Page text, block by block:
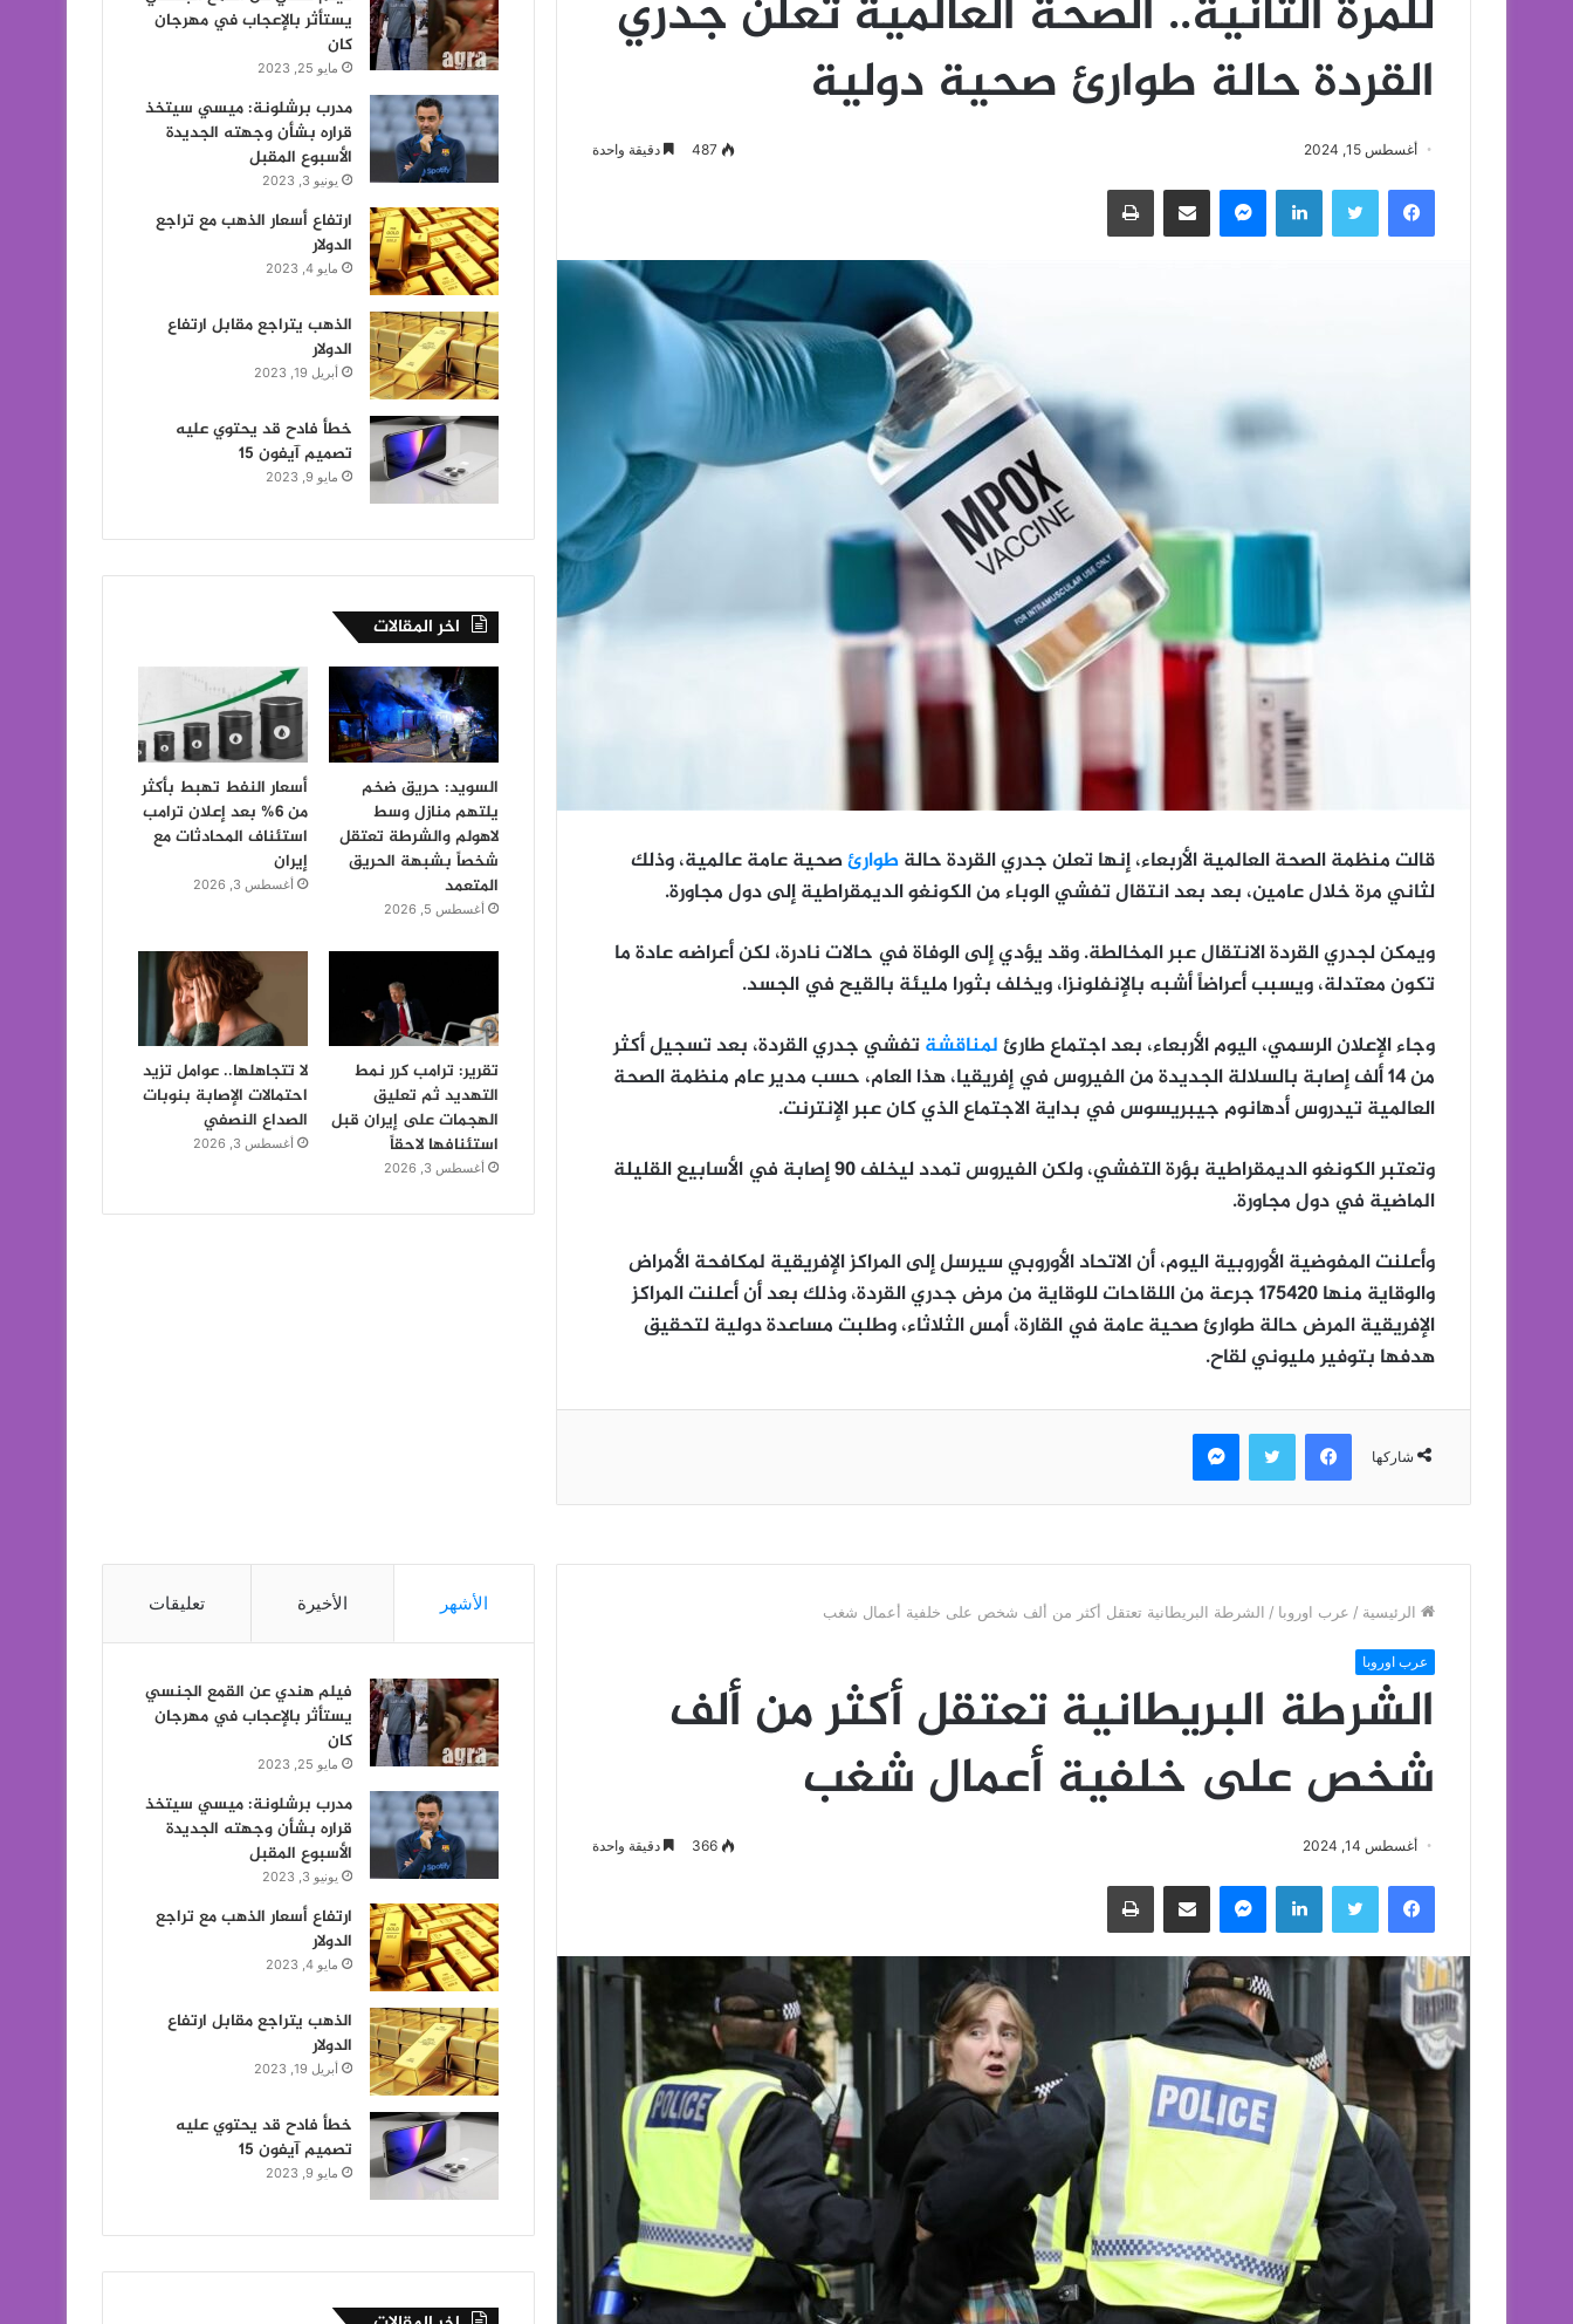
للمرة الثانية.. الصحة العالمية تعلن جدري
القردة حالة طوارئ صحية دولية
أغسطس 15, 2024 487 دقيقة واحدة
فيسبوك تويتر لينكدإن ماسنجر مشاركة عبر البريد طباعة
قالت منظمة الصحة العالمية الأربعاء، إنها تعلن جدري القردة حالةطوارئصحية عامة عالمية، وذلك
لثاني مرة خلال عامين، بعد بعد انتقال تفشي الوباء من الكونغو الديمقراطية إلى دول مجاورة.
ويمكن لجدري القردة الانتقال عبر المخالطة. وقد يؤدي إلى الوفاة في حالات نادرة، لكن أعراضه عادة ما
تكون معتدلة، ويسبب أعراضاً أشبه بالإنفلونزا، ويخلف بثورا مليئة بالقيح في الجسد.
وجاء الإعلان الرسمي، اليوم الأربعاء، بعد اجتماع طارئلمناقشةتفشي جدري القردة، بعد تسجيل أكثر
من 14 ألف إصابة بالسلالة الجديدة من الفيروس في إفريقيا، هذا العام، حسب مدير عام منظمة الصحة
العالمية تيدروس أدهانوم جيبريسوس في بداية الاجتماع الذي كان عبر الإنترنت.
وتعتبر الكونغو الديمقراطية بؤرة التفشي، ولكن الفيروس تمدد ليخلف 90 إصابة في الأسابيع القليلة
الماضية في دول مجاورة.
وأعلنت المفوضية الأوروبية اليوم، أن الاتحاد الأوروبي سيرسل إلى المراكز الإفريقية لمكافحة الأمراض
والوقاية منها 175420 جرعة من اللقاحات للوقاية من مرض جدري القردة، وذلك بعد أن أعلنت المراكز
الإفريقية المرض حالة طوارئ صحية عامة في القارة، أمس الثلاثاء، وطلبت مساعدة دولية لتحقيق
هدفها بتوفير مليوني لقاح.
شاركها
فيسبوك تويتر ماسنجر
يستأثر بالإعجاب في مهرجان
كان
مايو 25, 2023
مدرب برشلونة: ميسي سيتخذ
قراره بشأن وجهته الجديدة
الأسبوع المقبل
يونيو 3, 2023
ارتفاع أسعار الذهب مع تراجع
الدولار
مايو 4, 2023
الذهب يتراجع مقابل ارتفاع
الدولار
أبريل 19, 2023
خطأ فادح قد يحتوي عليه
تصميم آيفون 15
مايو 9, 2023
اخر المقالات
السويد: حريق ضخم
يلتهم منازل وسط
لاهولم والشرطة تعتقل
شخصاً بشبهة الحريق
المتعمد
أغسطس 5, 2026
أسعار النفط تهبط بأكثر
من 6% بعد إعلان ترامب
استئناف المحادثات مع
إيران
أغسطس 3, 2026
تقرير: ترامب كرر نمط
التهديد ثم تعليق
الهجمات على إيران قبل
استئنافها لاحقاً
أغسطس 3, 2026
لا تتجاهلها.. عوامل تزيد
احتمالات الإصابة بنوبات
الصداع النصفي
أغسطس 3, 2026